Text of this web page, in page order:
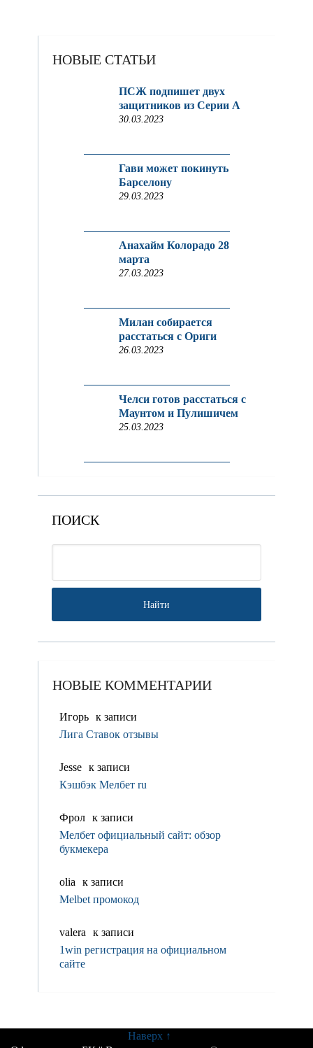
НОВЫЕ СТАТЬИ
ПСЖ подпишет двух
защитников из Серии A
30.03.2023
Гави может покинуть
Барселону
29.03.2023
Анахайм Колорадо 28
марта
27.03.2023
Милан собирается
расстаться с Ориги
26.03.2023
Челси готов расстаться с
Маунтом и Пулишичем
25.03.2023
ПОИСК
НОВЫЕ КОММЕНТАРИИ
Игорь к записи
Лига Ставок отзывы
Jesse к записи
Кэшбэк Мелбет ru
Фрол к записи
Мелбет официальный сайт: обзор
букмекера
olia
к записи
Melbet промокод
valerа
к записи
1win регистрация на официальном
сайте
Наверх ↑